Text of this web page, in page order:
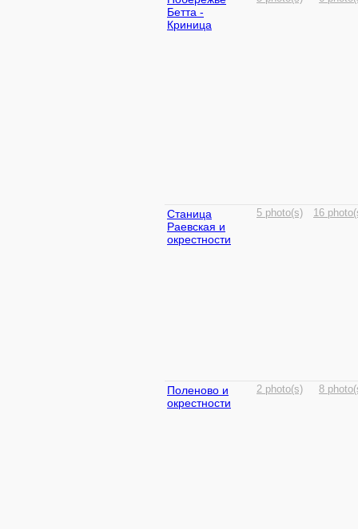
Бетта -
Криница
Станица
Раевская и
окрестности
5 photo(s) 16
Поленово и
окрестности
2 photo(s) 8